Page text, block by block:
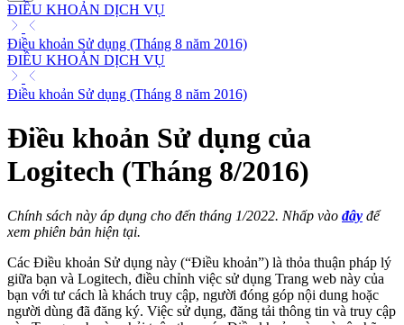
ĐIỀU KHOẢN DỊCH VỤ
Điều khoản Sử dụng (Tháng 8 năm 2016)
ĐIỀU KHOẢN DỊCH VỤ
Điều khoản Sử dụng (Tháng 8 năm 2016)
Điều khoản Sử dụng của
Logitech (Tháng 8/2016)
Chính sách này áp dụng cho đến tháng 1/2022. Nhấp vào đây để
xem phiên bản hiện tại.
Các Điều khoản Sử dụng này (“Điều khoản”) là thỏa thuận pháp lý
giữa bạn và Logitech, điều chỉnh việc sử dụng Trang web này của
bạn với tư cách là khách truy cập, người đóng góp nội dung hoặc
người dùng đã đăng ký. Việc sử dụng, đăng tải thông tin và truy cập